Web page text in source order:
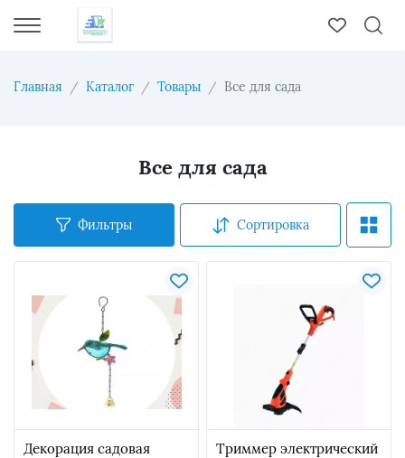
Главная Каталог Товары Все для сада
Все для сада
Фильтры Сортировка
Декорация садовая
Триммер электрический